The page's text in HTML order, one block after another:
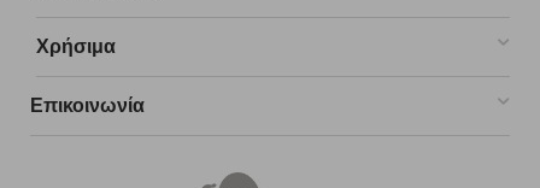
Χρήσιμα
Επικοινωνία